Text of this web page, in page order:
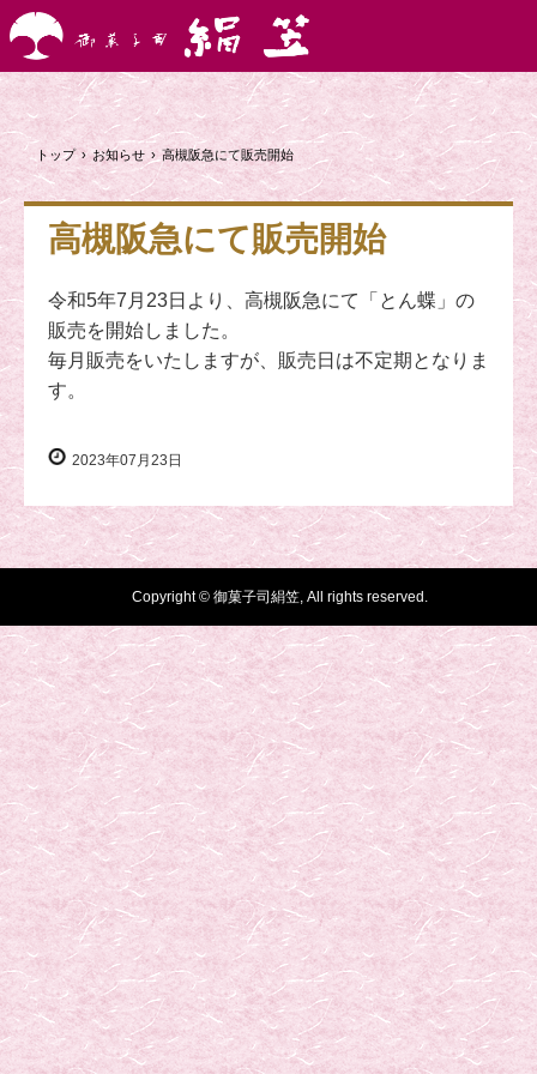
トップ › お知らせ › 高槻阪急にて販売開始
高槻阪急にて販売開始
令和5年7月23日より、高槻阪急にて「とん蝶」の
販売を開始しました。
毎月販売をいたしますが、販売日は不定期となりま
す。
2023年07月23日
Copyright © 御菓子司絹笠, All rights reserved.